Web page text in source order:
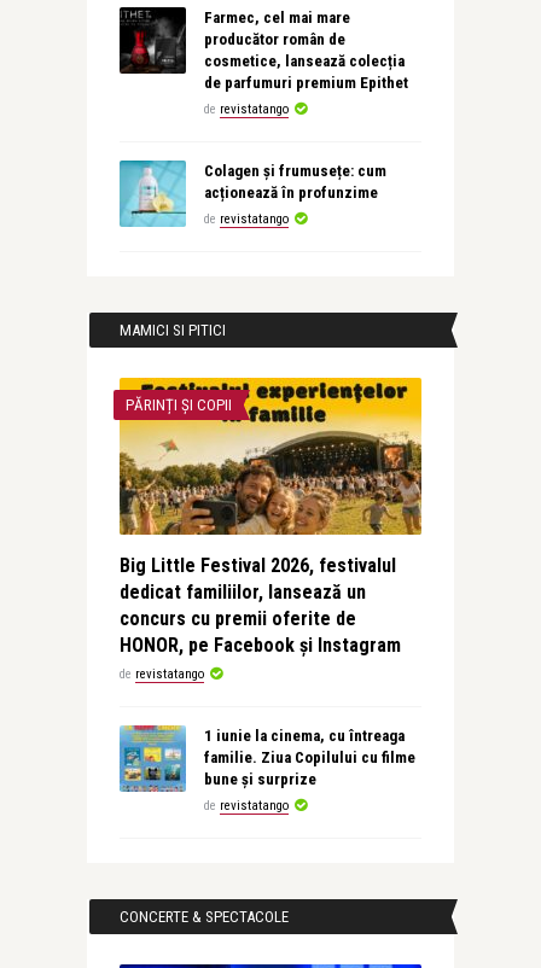
Farmec, cel mai mare
producător român de
cosmetice, lansează colecția
de parfumuri premium Epithet
de revistatango
Colagen și frumusețe: cum
acționează în profunzime
de revistatango
MAMICI SI PITICI
PĂRINȚI ȘI COPII
Big Little Festival 2026, festivalul
dedicat familiilor, lansează un
concurs cu premii oferite de
HONOR, pe Facebook și Instagram
de revistatango
1 iunie la cinema, cu întreaga
familie. Ziua Copilului cu filme
bune și surprize
de revistatango
CONCERTE & SPECTACOLE